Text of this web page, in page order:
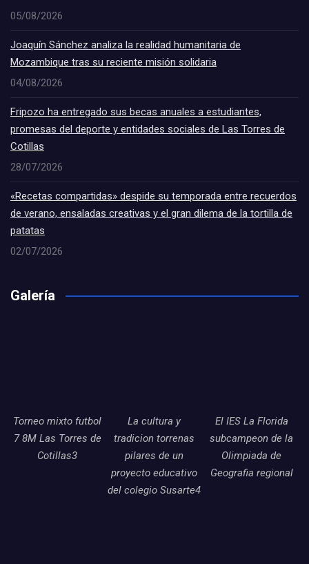
05/08/2026
Joaquín Sánchez analiza la realidad humanitaria de
Mozambique tras su reciente misión solidaria
04/08/2026
Fripozo ha entregado sus becas anuales a estudiantes,
promesas del deporte y entidades sociales de Las Torres de
Cotillas
28/07/2026
«Recetas compartidas» despide su temporada entre recuerdos
de verano, ensaladas creativas y el gran dilema de la tortilla de
patatas
02/07/2026
Galería
Torneo mixto futbol
7 8M Las Torres de
Cotillas3
La cultura y
tradicion torrenas
pilares de un
proyecto educativo
del colegio Susarte4
El IES La Florida
subcampeon de la
Olimpiada de
Geografia regional